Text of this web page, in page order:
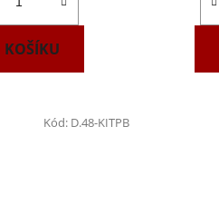
KOŠÍKU
Kód: D.48-KITPB